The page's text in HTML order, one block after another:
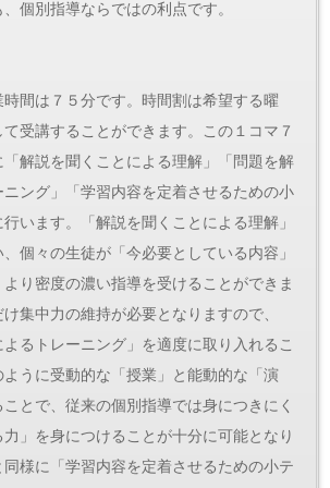
個別指導ならではの利点です。
時間は７５分です。時間割は希望する曜
受講することができます。この１コマ７
「解説を聞くことによる理解」「問題を解
ニング」「学習内容を定着させるための小
います。「解説を聞くことによる理解」
個々の生徒が「今必要としている内容」
り密度の濃い指導を受けることができま
集中力の維持が必要となりますので、
よるトレーニング」を適度に取り入れるこ
ように受動的な「授業」と能動的な「演
とで、従来の個別指導では身につきにく
」を身につけることが十分に可能となり
同様に「学習内容を定着させるための小テ